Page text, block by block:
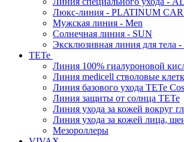
Люкс-линия - PLATINUM
Мужская линия - Men
Солнечная линия - SUN
Эксклюзивная линия для тела
TETe
Линия 100% гиалуроновой
Линия medicell стволовые
Линия базового ухода TETe
Линия защиты от солнца TETe
Линия ухода за кожей вокруг
Линия ухода за кожей лица,
Мезороллеры